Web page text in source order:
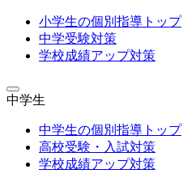
小学生の個別指導トップ
中学受験対策
学校成績アップ対策
中学生
中学生の個別指導トップ
高校受験・入試対策
学校成績アップ対策